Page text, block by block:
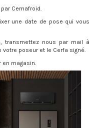
Cemafroid.
une date de pose qui vous
transmettez nous par mail à
poseur et le Cerfa signé.
en magasin.